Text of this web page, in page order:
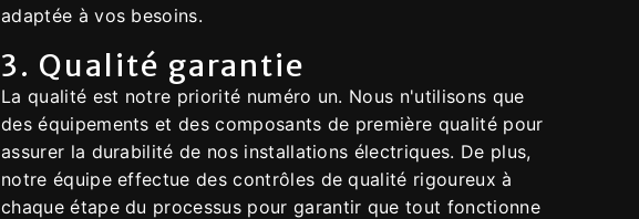
adaptée à vos besoins.
3. Qualité garantie
La qualité est notre priorité numéro un. Nous n'utilisons que
des équipements et des composants de première qualité pour
assurer la durabilité de nos installations électriques. De plus,
notre équipe effectue des contrôles de qualité rigoureux à
chaque étape du processus pour garantir que tout fonctionne